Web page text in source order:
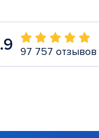
97 757 отзывов